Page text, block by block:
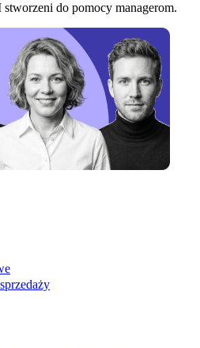
do pomocy managerom.